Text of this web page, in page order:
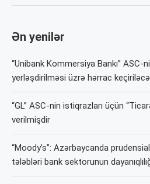
Ən yenilər
“Unibank Kommersiya Bankı” ASC-
yerləşdirilməsi üzrə hərrac
“GL” ASC-nin istiqrazları üçün
verilmişdir
“Moody’s”: Azərbaycanda
tələbləri bank sektorunun